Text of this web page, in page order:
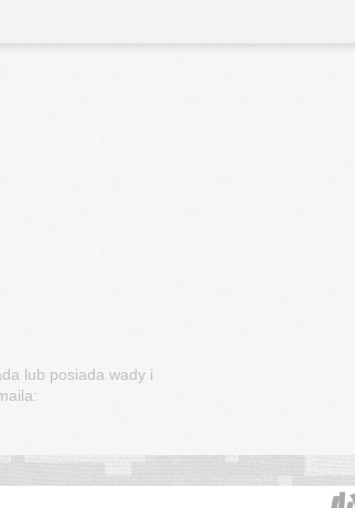
Urzędu Miasta
lub posiada wady i